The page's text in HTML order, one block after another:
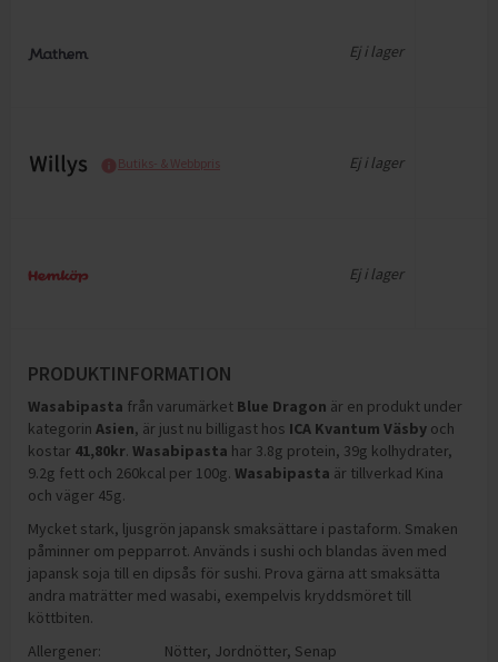
Ej i lager
Butiks- & Webbpris Ej i lager
Ej i lager
PRODUKTINFORMATION
Wasabipasta från varumärket Blue Dragon är en produkt under
kategorin Asien, är just nu billigast hos ICA Kvantum Väsby och
kostar 41,80kr. Wasabipasta har 3.8g protein, 39g kolhydrater,
9.2g fett och 260kcal per 100g. Wasabipasta är tillverkad Kina
och väger 45g.
Mycket stark, ljusgrön japansk smaksättare i pastaform. Smaken
påminner om pepparrot. Används i sushi och blandas även med
japansk soja till en dipsås för sushi. Prova gärna att smaksätta
andra maträtter med wasabi, exempelvis kryddsmöret till
köttbiten.
Allergener:
Nötter, Jordnötter, Senap